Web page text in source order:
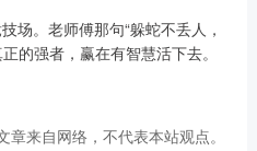
场。老师傅那句“躲蛇不丢人，
的强者，赢在有智慧活下去。
章来自网络，不代表本站观点。